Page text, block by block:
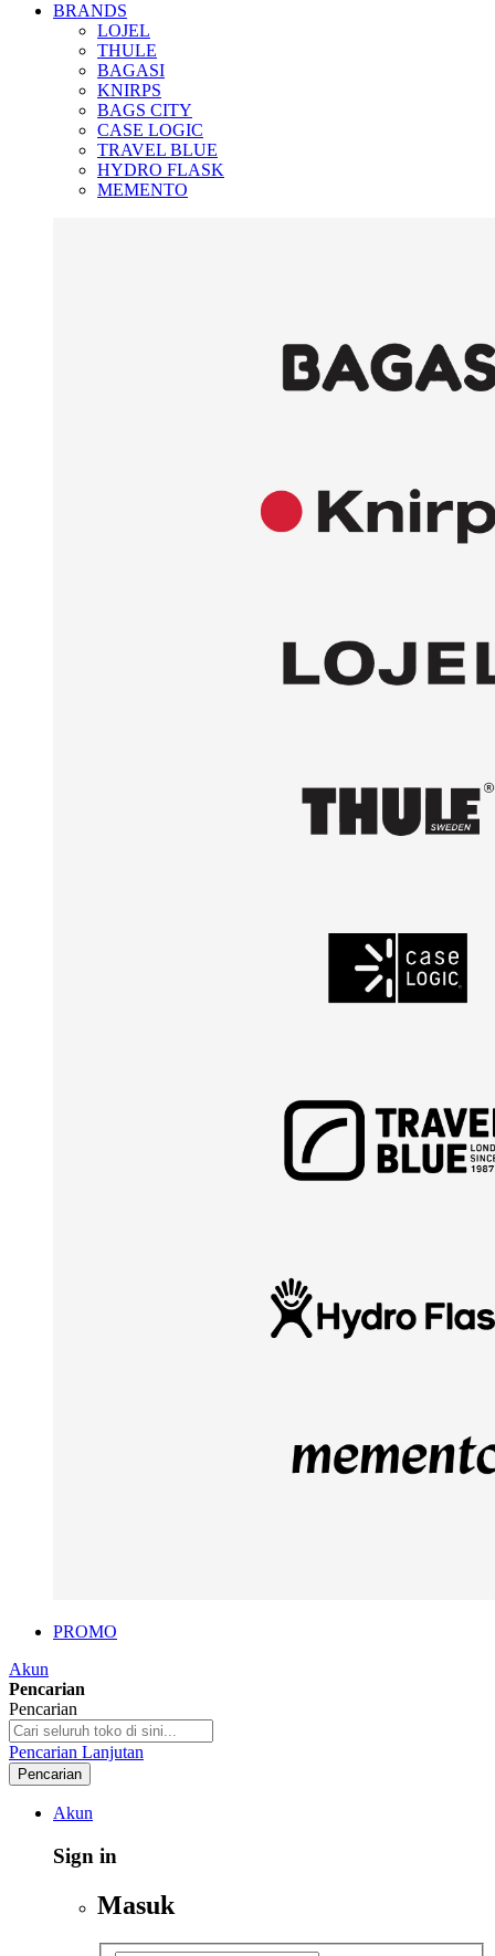
BRANDS
LOJEL
THULE
BAGASI
KNIRPS
BAGS CITY
CASE LOGIC
TRAVEL BLUE
HYDRO FLASK
MEMENTO
PROMO
Akun
Pencarian
Pencarian
Pencarian Lanjutan
Pencarian
Akun
Sign in
Masuk